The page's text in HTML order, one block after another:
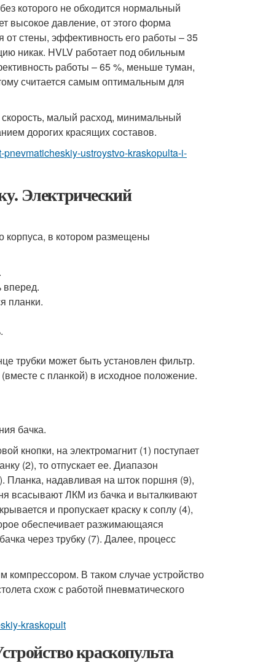
которого не обходится нормальный
высокое давление, от этого форма
от стены, эффективность его работы – 35
никак. HVLV работает под обильным
работы – 65 %, меньше туман,
считается самым оптимальным для
малый расход, минимальный
дорогих красящих составов.
ustroystvo-kraskopulta-i-
Электрический
корпуса, в котором размещены
вперед.
планки.
трубки может быть установлен фильтр.
с планкой) в исходное положение.
бачка.
кнопки, на электромагнит (1) поступает
(2), то отпускает ее. Диапазон
Планка, надавливая на шток поршня (9),
всасывают ЛКМ из бачка и выталкивают
и пропускает краску к соплу (4),
обеспечивает разжимающаяся
через трубку (7). Далее, процесс
компрессором. В таком случае устройство
схож с работой пневматического
kraskopult
краскопульта